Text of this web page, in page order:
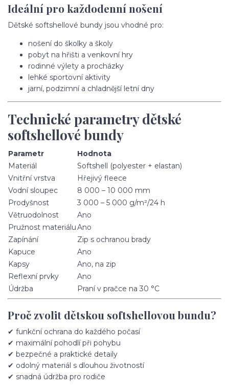
Ideální pro každodenní nošení
Dětské softshellové bundy jsou vhodné pro:
nošení do školky a školy
pobyt na hřišti a venkovní hry
rodinné výlety a procházky
lehké sportovní aktivity
jarní, podzimní a chladnější letní dny
Technické parametry dětské
softshellové bundy
Parametr
Hodnota
Materiál
Softshell (polyester + elastan)
Vnitřní vrstva
Hřejivý fleece
Vodní sloupec
8 000 – 10 000 mm
Prodyšnost
3 000 – 5 000 g/m²/24 h
Větruodolnost
Ano
Pružnost materiáluAno
Zapínání
Zip s ochranou brady
Kapuce
Ano
Kapsy
Ano, na zip
Reflexní prvky
Ano
Údržba
Praní v pračce na 30 °C
Proč zvolit dětskou softshellovou bundu?
✔ funkční ochrana do každého počasí
✔ maximální pohodlí při pohybu
✔ bezpečné a praktické detaily
✔ odolný materiál s dlouhou životností
✔ snadná údržba pro rodiče